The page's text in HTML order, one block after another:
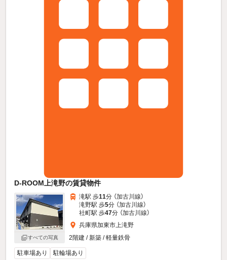
D-ROOM上滝野の賃貸物件
すべての写真
滝駅 歩11分 （加古川線）
滝野駅 歩5分 （加古川線）
社町駅 歩47分 （加古川線）
兵庫県加東市上滝野
2階建 / 新築 / 軽量鉄骨
駐車場あり 駐輪場あり